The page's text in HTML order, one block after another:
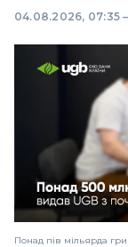
04.08.2026, 07:35
Понад пів мільярда